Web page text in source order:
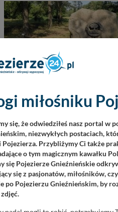
Arboretum w Zielonce
Puszczy Zielonka, 7 km na
wschód od Murowanej Gośliny,
której nie dotrze się...
8111
miłośniku
się, że odwiedziłeś nasz portal
niezwykłych postaciach,
Przybliżymy Ci także
o tym magicznym kawałku
się Pojezierze Gnieźnieńskie
się z pasjonatów, miłośników,
po Pojezierzu Gnieźnieńskim, by